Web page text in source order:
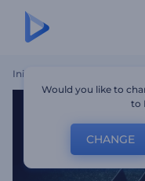
Inicio
Would you like to
to
CHANGE